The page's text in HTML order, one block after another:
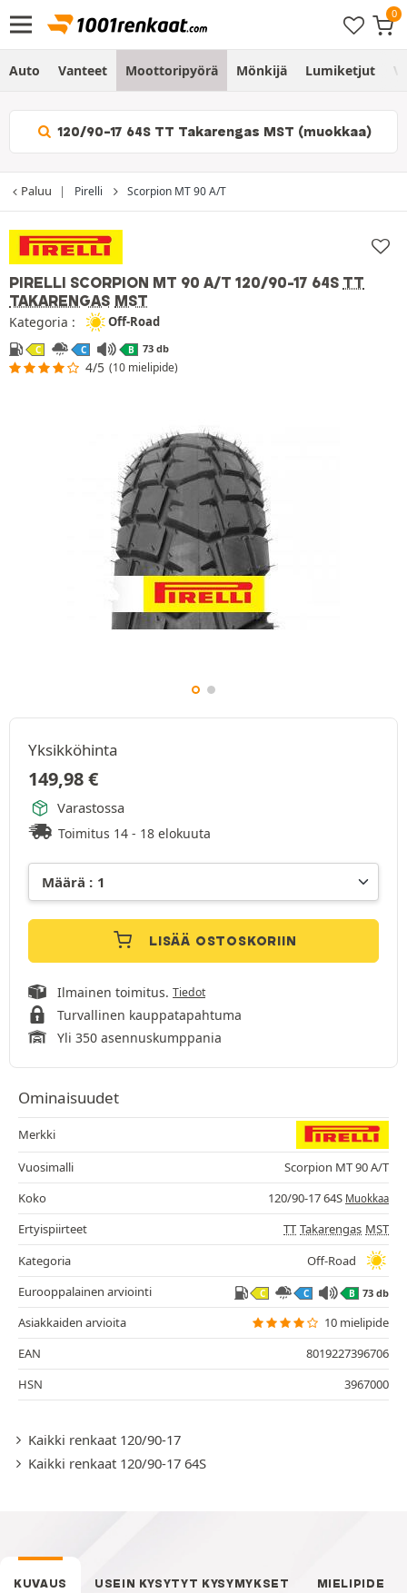
Auto Vanteet Moottoripyörä Mönkijä Lumiketjut
120/90-17 64S TT Takarengas MST (muokkaa)
Paluu Pirelli Scorpion MT 90 A/T
PIRELLI SCORPION MT 90 A/T 120/90-17 64S TT
TAKARENGAS MST
Kategoria : Off-Road
C C B 73 db
4/5 (10 mielipide)
Yksikköhinta
149,98€
Varastossa
Toimitus 14 - 18 elokuuta
LISÄÄ OSTOSKORIIN
Ilmainen toimitus. Tiedot
Turvallinen kauppatapahtuma
Yli 350 asennuskumppania
Ominaisuudet
Merkki
Vuosimalli
Scorpion MT 90 A/T
Koko
120/90-17 64S Muokkaa
Ertyispiirteet TT Takarengas MST
Kategoria
Off-Road
Eurooppalainen arviointi
C C B 73 db
Asiakkaiden arvioita
10 mielipide
EAN
8019227396706
HSN
3967000
Kaikki renkaat 120/90-17
Kaikki renkaat 120/90-17 64S
KUVAUS USEIN KYSYTYT KYSYMYKSET MIELIPIDE